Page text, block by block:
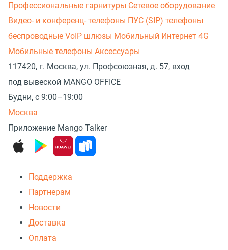
Профессиональные гарнитуры Сетевое оборудование
Видео- и конференц- телефоны ПУС (SIP) телефоны
беспроводные VoIP шлюзы Мобильный Интернет 4G
Мобильные телефоны Аксессуары
117420, г. Москва, ул. Профсоюзная, д. 57, вход
под вывеской MANGO OFFICE
Будни, с 9:00–19:00
Москва
Приложение Mango Talker
Поддержка
Партнерам
Новости
Доставка
Оплата